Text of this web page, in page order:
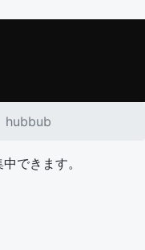
hubbub
できます。